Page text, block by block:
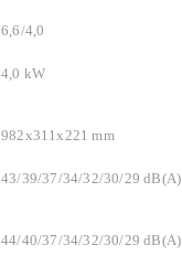
6,6/4,0
4,0 kW
982x311x221 mm
43/39/37/34/32/30/29 dB(A)
44/40/37/34/32/30/29 dB(A)